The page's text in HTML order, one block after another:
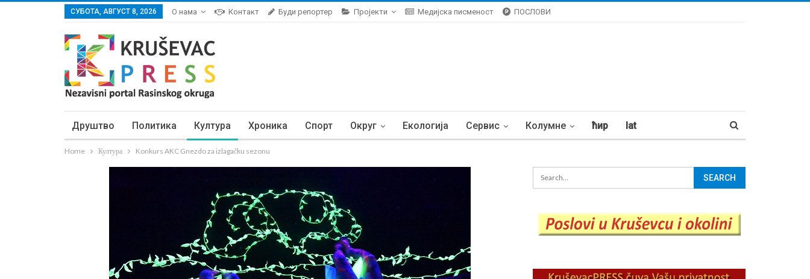
СУБОТА, АВГУСТ 8, 2026 О нама Контакт Буди репортер Пројекти Медијска писменост ПОСЛОВИ
Друштво Политика Култура Хроника Спорт Округ Екологија Сервис Колумне ћир lat
Home Култура Konkurs AKC Gnezdo za izlagačku sezonu